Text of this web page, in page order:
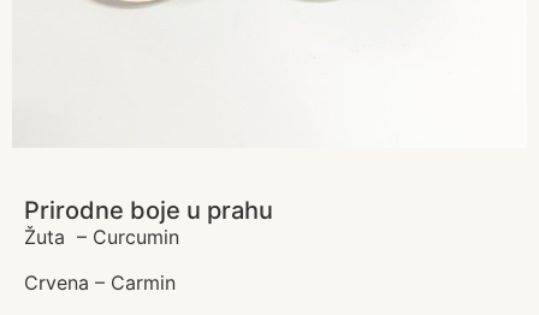
Prirodne boje u prahu
Žuta – Curcumin
Crvena – Carmin